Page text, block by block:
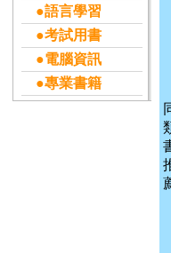
●語言學習
●考試用書
●電腦資訊
●專業書籍